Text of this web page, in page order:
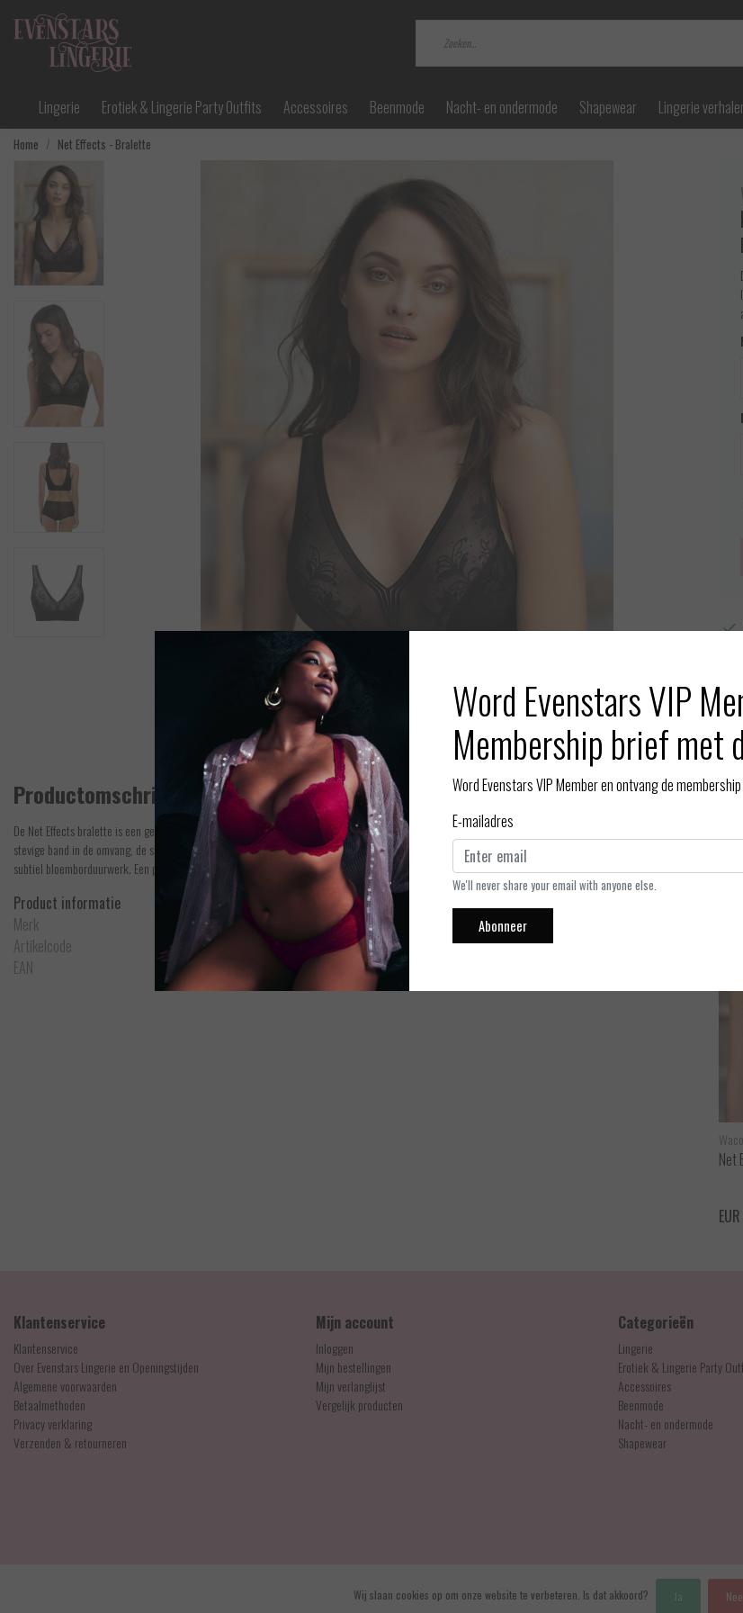
Lingerie Erotiek & Lingerie Party Outfits Accessoires Beenmode Nacht- en ondermode Shapewear Lingerie
Home Net Effects - Bralette
Afbeelding vergroten
Productomschrijving
De Net Effects bralette is een gemakkelijk te dragen bralette, omdat het geen beugel heeft en lekker zacht aanvoelt. Het geeft veel stevigheid door de
stevige band in de omvang, de sluiting aan de achterkant en omdat het middenvoor wat hoger is. De bralette is heel mooi door de glimmende stof met
subtiel bloemborduurwerk. Een perfecte combinatie van comfort en stijl.
Product informatie
Merk
Wacoal
Artikelcode
WA810340
EAN
719544833073
Net
Klantenservice
Klantenservice
Over Evenstars Lingerie en Openingstijden
Algemene voorwaarden
Betaalmethoden
Privacy verklaring
Verzenden & retourneren
Mijn account
Inloggen
Mijn bestellingen
Mijn verlanglijst
Vergelijk producten
Categorieën
Lingerie
Erotiek & Lingerie Party
Accessoires
Beenmode
Nacht- en ondermode
Shapewear
RSS Feed
Word Evenstars VIP
Membership brief met
Word Evenstars VIP Member en ontvang de
E-mailadres
We'll never share your email with anyone else.
Abonneer
Wij slaan cookies op om onze website te verbeteren. Is dat akkoord? Ja Nee